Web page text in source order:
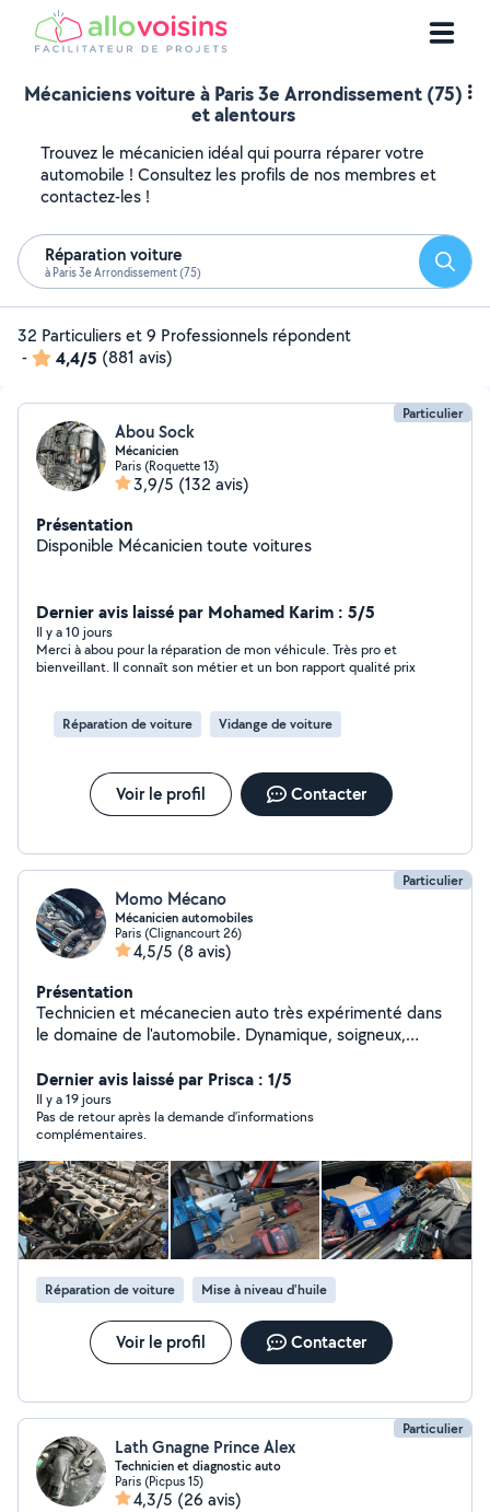
Mécaniciens voiture à Paris 3e Arrondissement (75)
et alentours
Trouvez le mécanicien idéal qui pourra réparer votre
automobile ! Consultez les profils de nos membres et
contactez-les !
Réparation voiture
à Paris 3e Arrondissement (75)
32 Particuliers et 9 Professionnels répondent
-
4,4/5 (881 avis)
Particulier
Abou Sock
Mécanicien
Paris (Roquette 13)
3,9/5 (132 avis)
Présentation
Disponible Mécanicien toute voitures
Dernier avis laissé par Mohamed Karim : 5/5
Il y a 10 jours
Merci à abou pour la réparation de mon véhicule. Très pro et
bienveillant. Il connaît son métier et un bon rapport qualité prix
Réparation de voiture Vidange de voiture
Voir le profil Contacter
Particulier
Momo Mécano
Mécanicien automobiles
Paris (Clignancourt 26)
4,5/5 (8 avis)
Présentation
Technicien et mécanecien auto très expérimenté dans
le domaine de l'automobile. Dynamique, soigneux,
problèmes mécaniques et électriques sur place à votre
domicile où sur le lieux de panne. Interventions
mécaniques et électroniques : Embrayage Distribution
Freinage Suspension Demarreur Alternateur
Changement de moteur Joint de culasse Entretien et
vidange Vérification avant achat Système antipollution
(fap, Adblue, Egr) Passage valise et diagnostique Pour
plus de renseignements, n'hésitez pas à me contacter.
Dernier avis laissé par Prisca : 1/5
Il y a 19 jours
Pas de retour après la demande d’informations
complémentaires.
Réparation de voiture Mise à niveau d'huile
Voir le profil Contacter
Particulier
Lath Gnagne Prince Alex
Technicien et diagnostic auto
Paris (Picpus 15)
4,3/5 (26 avis)